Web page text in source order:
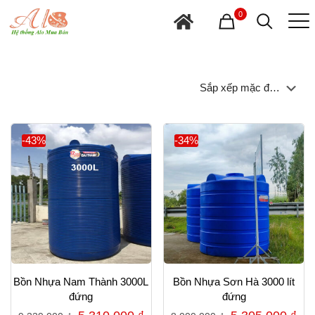
0
-43%
Bồn Nhựa Nam Thành 3000L
đứng
-34%
Bồn Nhựa Sơn Hà 3000 lít
đứng